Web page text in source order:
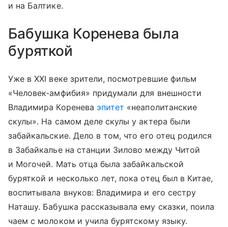
и на Балтике.
Бабушка Коренева была
буряткой
Уже в XXI веке зрители, посмотревшие фильм
«Человек-амфибия» придумали для внешности
Владимира Коренева эпитет «неаполитанские
скулы». На самом деле скулы у актера были
забайкальские. Дело в том, что его отец родился
в Забайкалье на станции Зилово между Читой
и Могочей. Мать отца была забайкальской
буряткой и несколько лет, пока отец был в Китае,
воспитывала внуков: Владимира и его сестру
Наташу. Бабушка рассказывала ему сказки, поила
чаем с молоком и учила бурятскому языку.